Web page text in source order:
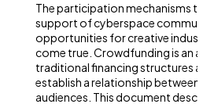
The participation mechanisms
support of cyberspace
opportunities for creative
come true. Crowdfunding is an
traditional financing structures
establish a relationship between
audiences. This document